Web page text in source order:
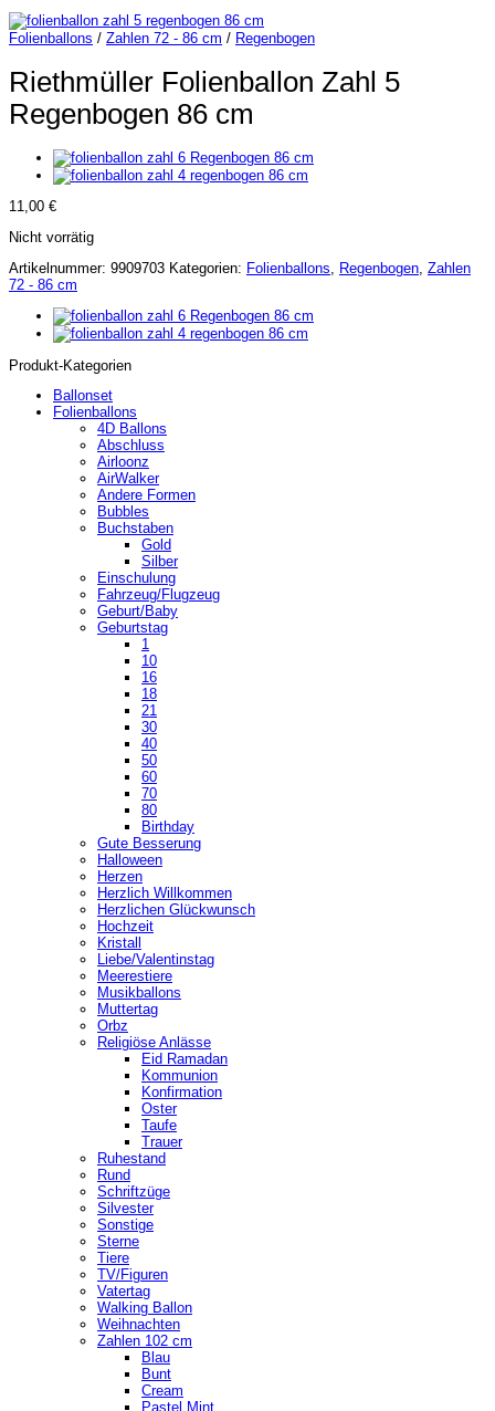
Folienballons / Zahlen 72 - 86 cm / Regenbogen
Riethmüller Folienballon Zahl 5
Regenbogen 86 cm
11,00 €
Nicht vorrätig
Artikelnummer: 9909703 Kategorien: Folienballons, Regenbogen, Zahlen
72 - 86 cm
Produkt-Kategorien
Ballonset
Folienballons
4D Ballons
Abschluss
Airloonz
AirWalker
Andere Formen
Bubbles
Buchstaben
Gold
Silber
Einschulung
Fahrzeug/Flugzeug
Geburt/Baby
Geburtstag
1
10
16
18
21
30
40
50
60
70
80
Birthday
Gute Besserung
Halloween
Herzen
Herzlich Willkommen
Herzlichen Glückwunsch
Hochzeit
Kristall
Liebe/Valentinstag
Meerestiere
Musikballons
Muttertag
Orbz
Religiöse Anlässe
Eid Ramadan
Kommunion
Konfirmation
Oster
Taufe
Trauer
Ruhestand
Rund
Schriftzüge
Silvester
Sonstige
Sterne
Tiere
TV/Figuren
Vatertag
Walking Ballon
Weihnachten
Zahlen 102 cm
Blau
Bunt
Cream
Pastel Mint